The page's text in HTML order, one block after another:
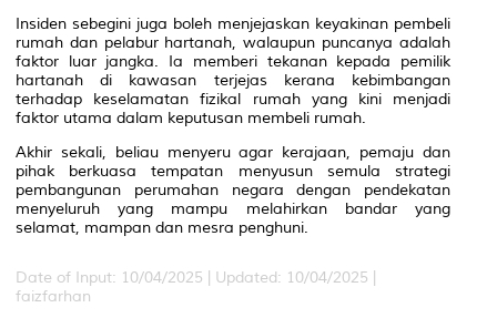
Insiden sebegini juga boleh menjejaskan keyakinan pembeli
rumah dan pelabur hartanah, walaupun puncanya adalah
faktor luar jangka. Ia memberi tekanan kepada pemilik
hartanah di kawasan terjejas kerana kebimbangan
terhadap keselamatan fizikal rumah yang kini menjadi
faktor utama dalam keputusan membeli rumah.
Akhir sekali, beliau menyeru agar kerajaan, pemaju dan
pihak berkuasa tempatan menyusun semula strategi
pembangunan perumahan negara dengan pendekatan
menyeluruh yang mampu melahirkan bandar yang
selamat, mampan dan mesra penghuni.
Date of Input: 10/04/2025 | Updated: 10/04/2025 |
faizfarhan